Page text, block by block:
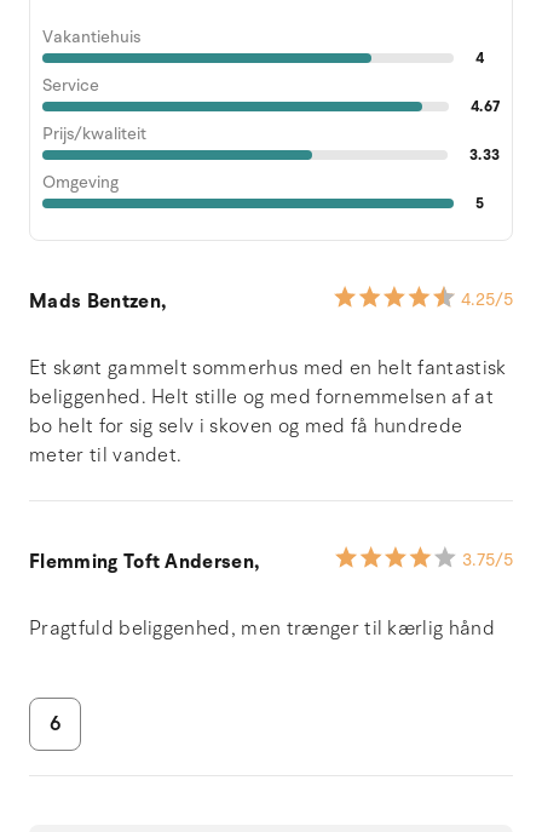
Vakantiehuis
4
Service
4.67
Prijs/kwaliteit
3.33
Omgeving
5
Mads Bentzen, 4.25/5
Et skønt gammelt sommerhus med en helt fantastisk
beliggenhed. Helt stille og med fornemmelsen af at
bo helt for sig selv i skoven og med få hundrede
meter til vandet.
Flemming Toft Andersen, 3.75/5
Pragtfuld beliggenhed, men trænger til kærlig hånd
6